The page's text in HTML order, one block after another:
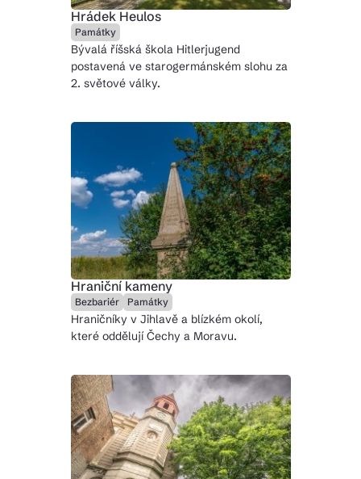
Hrádek Heulos
Památky
Bývalá říšská škola Hitlerjugend
postavená ve starogermánském slohu za
2. světové války.
Hraniční kameny
Bezbariér Památky
Hraničníky v Jihlavě a blízkém okolí,
které oddělují Čechy a Moravu.